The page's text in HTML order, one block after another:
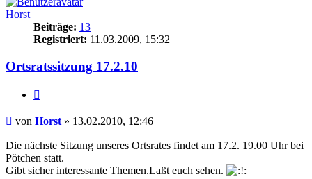
Horst
Beiträge: 13
Registriert: 11.03.2009, 15:32
Ortsratssitzung 17.2.10
Beitrag
von Horst » 13.02.2010, 12:46
Die nächste Sitzung unseres Ortsrates findet am 17.2. 19.00 Uhr bei
Pötchen statt.
Gibt sicher interessante Themen.Laßt euch sehen.